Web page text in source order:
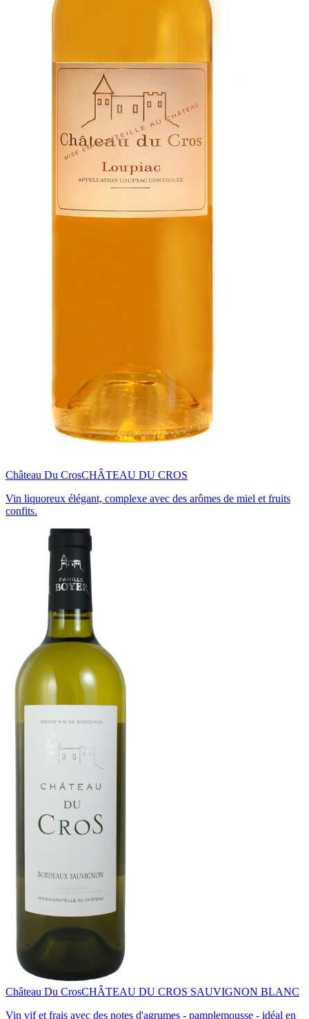
Château Du CrosCHÂTEAU DU CROS
Vin liquoreux élégant, complexe avec des arômes de miel et fruits
confits.
Château Du CrosCHÂTEAU DU CROS SAUVIGNON BLANC
Vin vif et frais avec des notes d'agrumes - pamplemousse - idéal en